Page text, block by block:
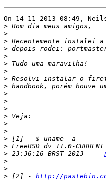
On 14-11-2013 08:49,
>
>
>
>
>
>
>
>
>
>
>
>
>
>
>
>
>
> 23:36:16 BRST 2013
>
>
> [2] - http://